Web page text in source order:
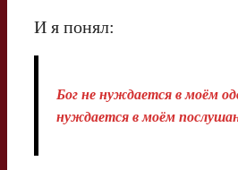
И я понял:
Бог не нуждается в моём
нуждается в моём